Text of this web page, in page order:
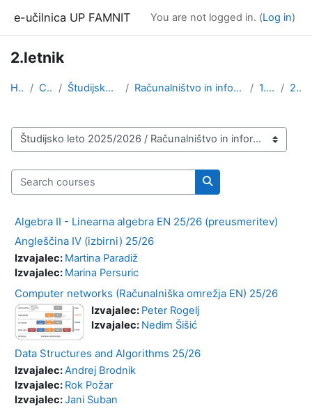
e-učilnica UP FAMNIT You are not logged in. (Log in)
2.letnik
Home Courses Študijsko leto 2025/2026 Računalništvo in informatika, angleška izvedba (1.... 1. stopnja 2.letnik
Course categories
Search courses
Search courses
Algebra II - Linearna algebra EN 25/26 (preusmeritev)
Angleščina IV (izbirni) 25/26
Izvajalec: Martina Paradiž
Izvajalec: Marina Persuric
Computer networks (Računalniška omrežja EN) 25/26
Izvajalec: Peter Rogelj
Izvajalec: Nedim Šišić
Data Structures and Algorithms 25/26
Izvajalec:Andrej Brodnik
Izvajalec: Rok Požar
Izvajalec:Jani Suban